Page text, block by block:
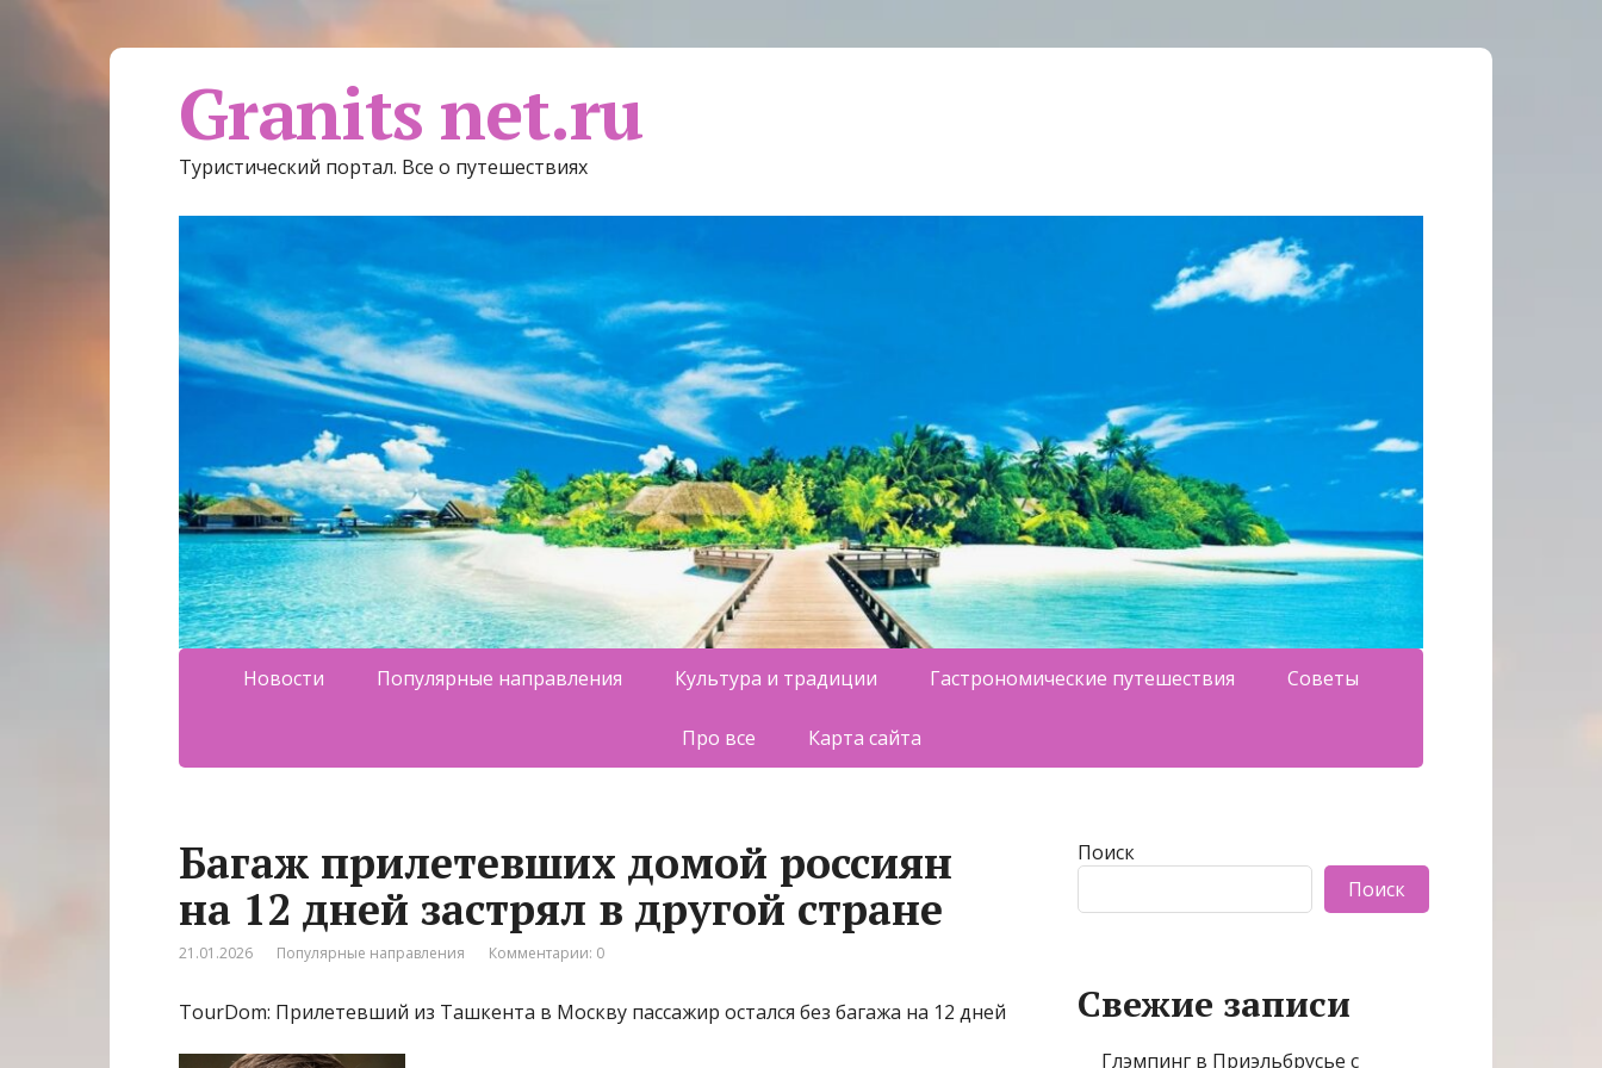
Granits net.ru
Туристический портал. Все о путешествиях
Новости Популярные направления Культура и традиции Гастрономические путешествия Советы
Про все Карта сайта
Багаж прилетевших домой россиян
на 12 дней застрял в другой стране
21.01.2026 Популярные направления Комментарии: 0
TourDom: Прилетевший из Ташкента в Москву пассажир остался без багажа на 12 дней
Поиск
Поиск
Свежие записи
Глэмпинг в Приэльбрусье с